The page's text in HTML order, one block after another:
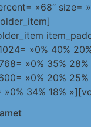
»68″ size=
»0% 40%
»0% 35% 28%
»0% 20% 25%
34% 18%